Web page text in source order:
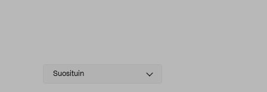
Select
Suosituin